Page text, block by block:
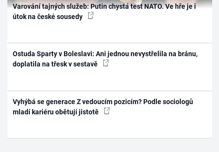
Varování tajných služeb: Putin chystá test NATO. Ve hře je i
útok na české sousedy
Ostuda Sparty v Boleslavi: Ani jednou nevystřelila na bránu,
doplatila na třesk v sestavě
Vyhýbá se generace Z vedoucím pozicím? Podle sociologů
mladí kariéru obětují jistotě